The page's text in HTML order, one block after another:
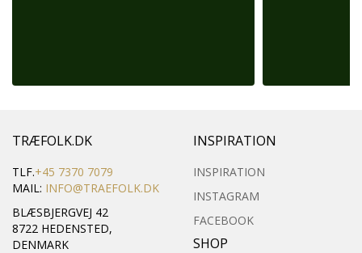
TRÆFOLK.DK
TLF.+45 7370 7079
MAIL: INFO@TRAEFOLK.DK
BLÆSBJERGVEJ 42
8722 HEDENSTED,
DENMARK
INSPIRATION
INSPIRATION
INSTAGRAM
FACEBOOK
SHOP